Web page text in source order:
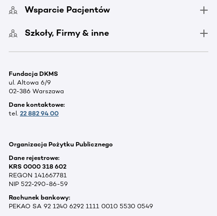
Wsparcie Pacjentów
Szkoły, Firmy & inne
Fundacja DKMS
ul. Altowa 6/9
02-386 Warszawa
Dane kontaktowe:
tel. 22 882 94 00
Organizacja Pożytku Publicznego
Dane rejestrowe:
KRS 0000 318 602
REGON 141667781
NIP 522-290-86-59
Rachunek bankowy:
PEKAO SA 92 1240 6292 1111 0010 5530 0549